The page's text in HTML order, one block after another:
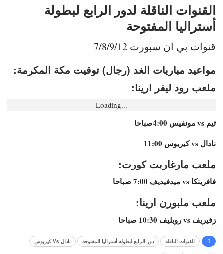
القنوات الناقلة لدور الرابع لبطولة
أستراليا المفتوحة
قنوات بي ان سبورت 7/8/9/12
مواعيد مباريات الغد (رجال) توقيت مكة المكرمة:
ملعب رود ليفر ارينا:
Loading...
ثيم vs مونفيس 4:00صباحا
نادال vs كيريوس 11:00
ملعب مارغاريت كورت:
فافرينكا vs ميدفيديف 7:00 صباحا
ملعب ملبورن ارينا:
زفيريف vs روبليف 10:30 صباحا
القنوات الناقلة دور الرابع لبطولة أستراليا المفتوحة نادال Vs كيريوس